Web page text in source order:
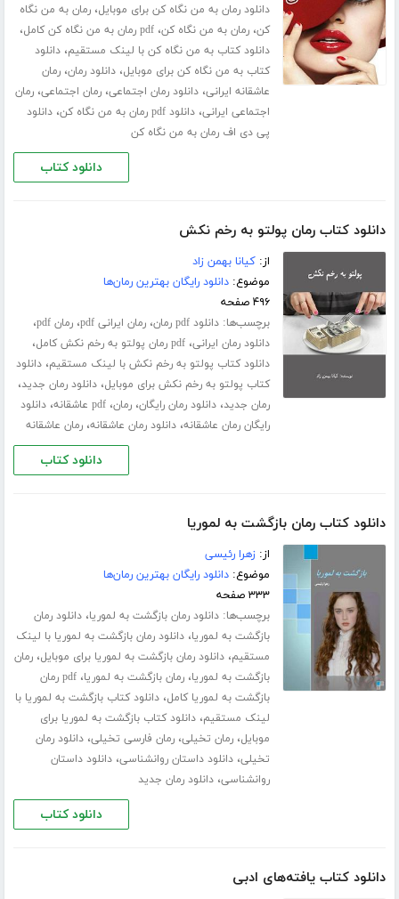
دانلود رمان به من نگاه کن برای موبایل،رمان به من نگاه
کن،رمان به من نگاه کن،pdf رمان به من نگاه کن کامل ،
دانلود کتاب به من نگاه کن با لینک مستقیم،دانلود
کتاب به من نگاه کن برای موبایل،دانلود رمان،رمان
عاشقانه ایرانی،دانلود رمان اجتماعی،رمان اجتماعی،رمان
اجتماعی ایرانی،دانلود pdf رمان به من نگاه کن ،دانلود
پی دی اف رمان به من نگاه کن
دانلود کتاب
دانلود کتاب رمان پولتو به رخم نکش
از:کیانا بهمن زاد
موضوع:دانلود رایگان بهترین رمان‌ها
۴۹۶ صفحه
برچسب‌ها:دانلود pdf رمان ،رمان ایرانی pdf ،رمان pdf ،
دانلود رمان ایرانی،pdf رمان پولتو به رخم نکش کامل ،
دانلود کتاب پولتو به رخم نکش با لینک مستقیم،دانلود
کتاب پولتو به رخم نکش برای موبایل،دانلود رمان جدید،
رمان جدید،دانلود رمان رایگان،رمان،pdf عاشقانه ،دانلود
رایگان رمان عاشقانه،دانلود رمان عاشقانه،رمان عاشقانه
دانلود کتاب
دانلود کتاب رمان بازگشت به لموریا
از:زهرا رئیسی
موضوع:دانلود رایگان بهترین رمان‌ها
۳۳۳ صفحه
برچسب‌ها:دانلود رمان بازگشت به لموریا،دانلود رمان
بازگشت به لموریا،دانلود رمان بازگشت به لموریا با لینک
مستقیم،دانلود رمان بازگشت به لموریا برای موبایل،رمان
بازگشت به لموریا،رمان بازگشت به لموریا،
pdf رمان
بازگشت به لموریا کامل،دانلود کتاب بازگشت به لموریا با
لینک مستقیم،دانلود کتاب بازگشت به لموریا برای
موبایل،رمان تخیلی،رمان فارسی تخیلی،دانلود رمان
تخیلی،دانلود داستان روانشناسی،دانلود داستان
روانشناسی،دانلود رمان جدید
دانلود کتاب
دانلود کتاب یافته‌های ادبی